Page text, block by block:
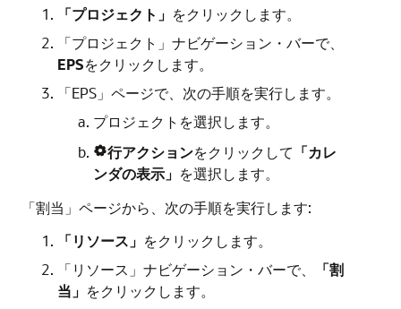
「プロジェクト」 をクリックします。
「プロジェクト」ナビゲーション・バーで、
EPSをクリックします。
「EPS」ページで、次の手順を実行します。
プロジェクトを選択します。
行アクションをクリックして 「カレ
ンダの表示」 を選択します。
「割当」ページから、次の手順を実行します:
「リソース」 をクリックします。
「リソース」ナビゲーション・バーで、
「割
当」 をクリックします。